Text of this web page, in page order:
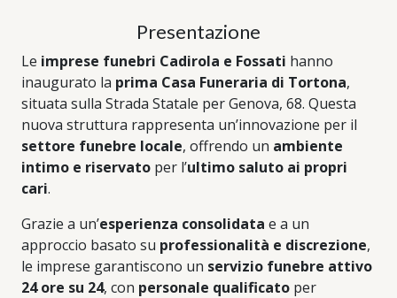
Presentazione
Le imprese funebri Cadirola e Fossati hanno
inaugurato la prima Casa Funeraria di Tortona,
situata sulla Strada Statale per Genova, 68. Questa
nuova struttura rappresenta un’innovazione per il
settore funebre locale, offrendo un ambiente
intimo e riservato per l’ultimo saluto ai propri
cari.
Grazie a un’esperienza consolidata e a un
approccio basato su professionalità e discrezione,
le imprese garantiscono un servizio funebre attivo
24 ore su 24, con personale qualificato per